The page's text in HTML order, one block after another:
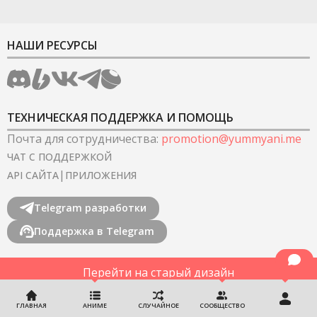
ГЛАВНАЯ АНИМЕ СЛУЧАЙНОЕ СООБЩЕСТВО
НАШИ РЕСУРСЫ
ТЕХНИЧЕСКАЯ ПОДДЕРЖКА И ПОМОЩЬ
Почта для сотрудничества: promotion@yummyani.me
ЧАТ С ПОДДЕРЖКОЙ
API САЙТА| ПРИЛОЖЕНИЯ
Telegram разработки
Поддержка в Telegram
Перейти на старый дизайн
©2022-2026YummyAnime.Все права защищены